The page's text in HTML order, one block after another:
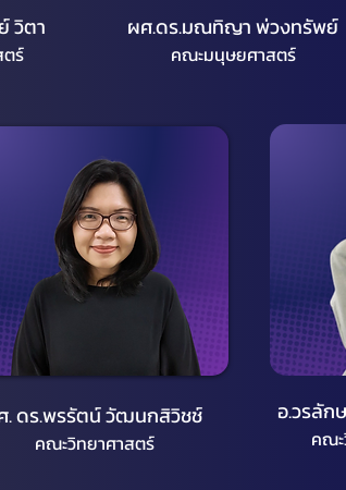
ผศ.ดร.มณทิญา พ่วงทรัพย์
คณะมนุษยศาสตร์
วิตา
ร์
อ.วรลัก
คณ
. ดร.พรรัตน์ วัฒนกสิวิชช์
คณะวิทยาศาสตร์